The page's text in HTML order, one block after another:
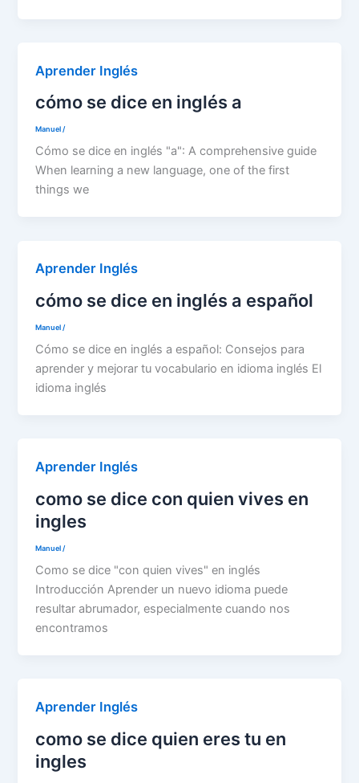
Aprender Inglés
cómo se dice en inglés a
Manuel/
Cómo se dice en inglés "a": A comprehensive guide
When learning a new language, one of the first
things we
Aprender Inglés
cómo se dice en inglés a español
Manuel/
Cómo se dice en inglés a español: Consejos para
aprender y mejorar tu vocabulario en idioma inglés El
idioma inglés
Aprender Inglés
como se dice con quien vives en
ingles
Manuel/
Como se dice "con quien vives" en inglés
Introducción Aprender un nuevo idioma puede
resultar abrumador, especialmente cuando nos
encontramos
Aprender Inglés
como se dice quien eres tu en
ingles